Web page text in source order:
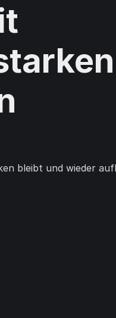
bleibt und wieder